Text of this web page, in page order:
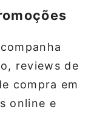
reviews de
compra em
online e